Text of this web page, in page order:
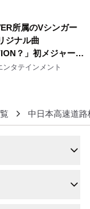
所属のVシンガー
ジナル曲
？」初メジャー配
タテインメント
中日本高速道路